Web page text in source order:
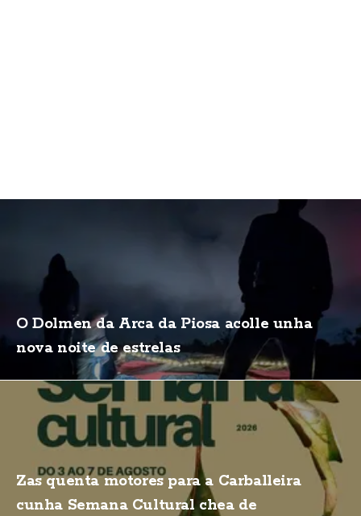
O Dolmen da Arca da Piosa acolle unha
nova noite de estrelas
Zas quenta motores para a Carballeira
cunha Semana Cultural chea de